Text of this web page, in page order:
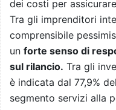
dei costi per
Tra gli imprenditori
comprensibile
un forte senso di
sul rilancio. Tra gli
è indicata dal 77,9%
segmento servizi alla